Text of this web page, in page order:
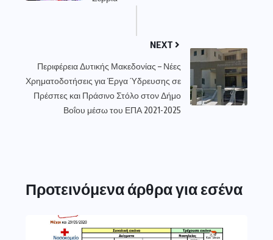
NEXT
Περιφέρεια Δυτικής Μακεδονίας – Νέες
Χρηματοδοτήσεις για Έργα Ύδρευσης σε
Πρέσπες και Πράσινο Στόλο στον Δήμο
Βοΐου μέσω του ΕΠΑ 2021-2025
Προτεινόμενα άρθρα για εσένα